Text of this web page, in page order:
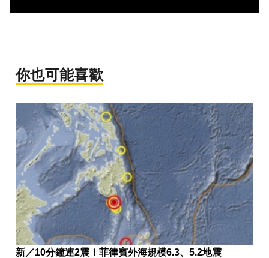
你也可能喜歡
新／10分鐘連2震！菲律賓外海規模6.3、5.2地震